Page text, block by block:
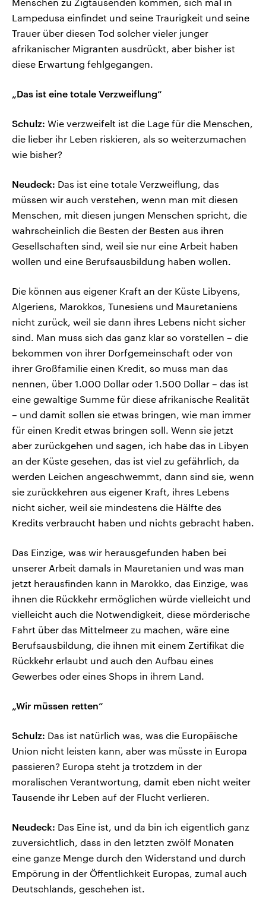
Menschen zu Zigtausenden kommen, sich mal in
Lampedusa einfindet und seine Traurigkeit und seine
Trauer über diesen Tod solcher vieler junger
afrikanischer Migranten ausdrückt, aber bisher ist
diese Erwartung fehlgegangen.
„Das ist eine totale Verzweiflung“
Schulz: Wie verzweifelt ist die Lage für die Menschen,
die lieber ihr Leben riskieren, als so weiterzumachen
wie bisher?
Neudeck: Das ist eine totale Verzweiflung, das
müssen wir auch verstehen, wenn man mit diesen
Menschen, mit diesen jungen Menschen spricht, die
wahrscheinlich die Besten der Besten aus ihren
Gesellschaften sind, weil sie nur eine Arbeit haben
wollen und eine Berufsausbildung haben wollen.
Die können aus eigener Kraft an der Küste Libyens,
Algeriens, Marokkos, Tunesiens und Mauretaniens
nicht zurück, weil sie dann ihres Lebens nicht sicher
sind. Man muss sich das ganz klar so vorstellen – die
bekommen von ihrer Dorfgemeinschaft oder von
ihrer Großfamilie einen Kredit, so muss man das
nennen, über 1.000 Dollar oder 1.500 Dollar – das ist
eine gewaltige Summe für diese afrikanische Realität
– und damit sollen sie etwas bringen, wie man immer
für einen Kredit etwas bringen soll. Wenn sie jetzt
aber zurückgehen und sagen, ich habe das in Libyen
an der Küste gesehen, das ist viel zu gefährlich, da
werden Leichen angeschwemmt, dann sind sie, wenn
sie zurückkehren aus eigener Kraft, ihres Lebens
nicht sicher, weil sie mindestens die Hälfte des
Kredits verbraucht haben und nichts gebracht haben.
Das Einzige, was wir herausgefunden haben bei
unserer Arbeit damals in Mauretanien und was man
jetzt herausfinden kann in Marokko, das Einzige, was
ihnen die Rückkehr ermöglichen würde vielleicht und
vielleicht auch die Notwendigkeit, diese mörderische
Fahrt über das Mittelmeer zu machen, wäre eine
Berufsausbildung, die ihnen mit einem Zertifikat die
Rückkehr erlaubt und auch den Aufbau eines
Gewerbes oder eines Shops in ihrem Land.
„Wir müssen retten“
Schulz: Das ist natürlich was, was die Europäische
Union nicht leisten kann, aber was müsste in Europa
passieren? Europa steht ja trotzdem in der
moralischen Verantwortung, damit eben nicht weiter
Tausende ihr Leben auf der Flucht verlieren.
Neudeck: Das Eine ist, und da bin ich eigentlich ganz
zuversichtlich, dass in den letzten zwölf Monaten
eine ganze Menge durch den Widerstand und durch
Empörung in der Öffentlichkeit Europas, zumal auch
Deutschlands, geschehen ist.